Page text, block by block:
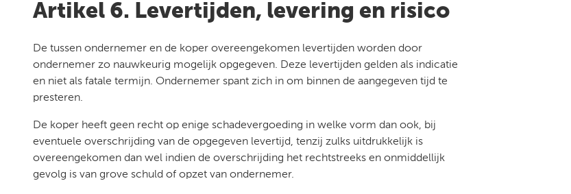
Artikel 6. Levertijden, levering en risico
De tussen ondernemer en de koper overeengekomen levertijden worden door
ondernemer zo nauwkeurig mogelijk opgegeven. Deze levertijden gelden als indicatie
en niet als fatale termijn. Ondernemer spant zich in om binnen de aangegeven tijd te
presteren.
De koper heeft geen recht op enige schadevergoeding in welke vorm dan ook, bij
eventuele overschrijding van de opgegeven levertijd, tenzij zulks uitdrukkelijk is
overeengekomen dan wel indien de overschrijding het rechtstreeks en onmiddellijk
gevolg is van grove schuld of opzet van ondernemer.